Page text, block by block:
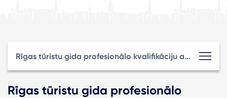
Rīgas tūristu gida profesionālo kvalifikāciju apliecinošie dokumenti
Rīgas tūristu gida profesionālo